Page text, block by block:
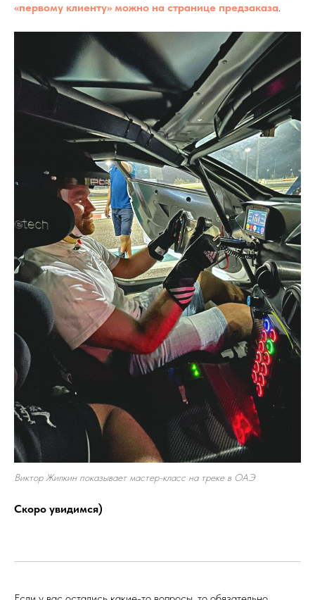
«первому клиенту» можно на странице предзаказа.
Виктор Жилкин показывает мастер-класс на треке в ОАЭ
Скоро увидимся)